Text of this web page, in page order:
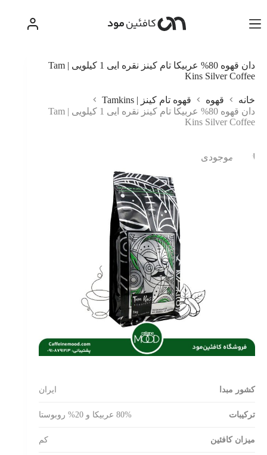
محتوا
دان قهوه 80% عربیکا تام کینز نقره ایی 1 کیلویی | Tam
Kins Silver Coffee
خانه قهوه
قهوه تام کینز | Tamkins
دان قهوه 80% عربیکا تام کینز نقره ایی 1 کیلویی | Tam
Kins Silver Coffee
اتمام موجودی
کشور مبدا ایران
ترکیبات 80% عربیکا و 20% روبوستا
میزان کافئین کم